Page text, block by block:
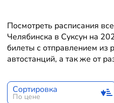
Посмотреть расписания
Челябинска в Суксун на
билеты с отправлением из
автостанций, а так же от
Сортировка
По цене